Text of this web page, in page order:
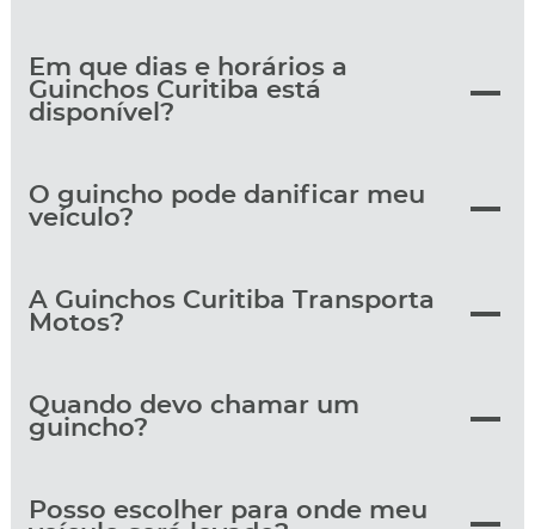
Em que dias e horários a
Guinchos Curitiba está
disponível?
O guincho pode danificar meu
veículo?
A Guinchos Curitiba Transporta
Motos?
Quando devo chamar um
guincho?
Posso escolher para onde meu